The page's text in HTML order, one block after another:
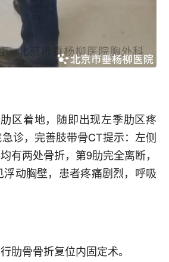
区着地，随即出现左季肋区疼
诊，完善肢带骨CT提示：左侧
有两处骨折，第9肋完全离断，
动胸壁，患者疼痛剧烈，呼吸
肋骨骨折复位内固定术。